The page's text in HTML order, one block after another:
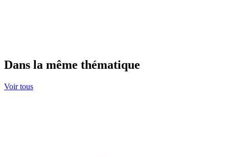
Dans la même thématique
Voir tous